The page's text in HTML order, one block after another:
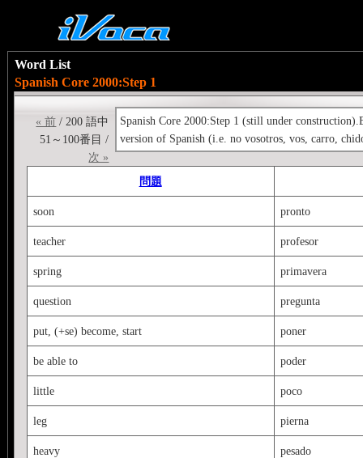
Word List
Spanish Core 2000:Step 1
Spanish Core 2000:Step 1 (still under
version of Spanish (i.e. no vosotros, vos, carro,
« 前 / 200 語中
51～100番目 /
次 »
問題
soon pronto
teacher profesor
spring primavera
question pregunta
put, (+se) become, start poner
be able to poder
little poco
leg pierna
heavy pesado